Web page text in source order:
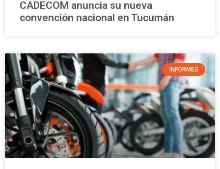
CADECOM anuncia su nueva
convención nacional en Tucumán
INFORMES